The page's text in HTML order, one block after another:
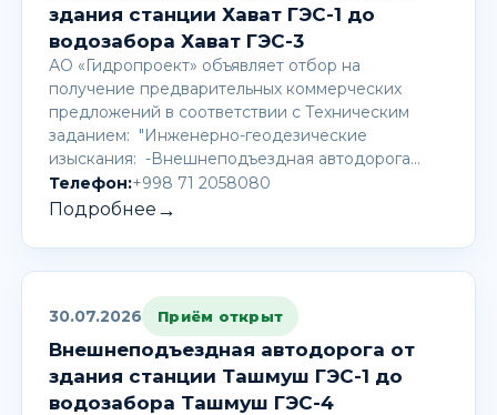
здания станции Хават ГЭС-1 до
водозабора Хават ГЭС-3
АО «Гидропроект» объявляет отбор на
получение предварительных коммерческих
предложений в соответствии с Техническим
заданием: "Инженерно-геодезические
изыскания: -Внешнеподъездная автодорога…
Телефон:+998 71 2058080
Подробнее →
30.07.2026 Приём открыт
Внешнеподъездная автодорога от
здания станции Ташмуш ГЭС-1 до
водозабора Ташмуш ГЭС-4